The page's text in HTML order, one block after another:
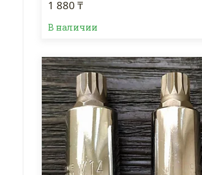
1 880 ₸
В наличии